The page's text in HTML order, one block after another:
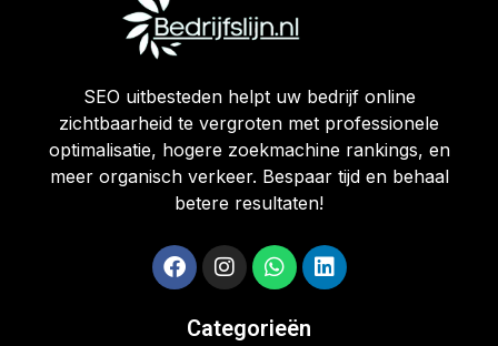
SEO uitbesteden helpt uw bedrijf online
zichtbaarheid te vergroten met professionele
optimalisatie, hogere zoekmachine rankings, en
meer organisch verkeer. Bespaar tijd en behaal
betere resultaten!
Categorieën